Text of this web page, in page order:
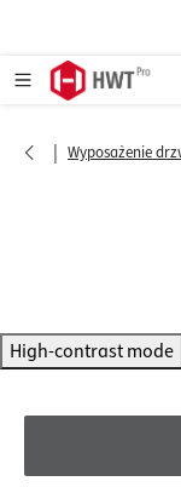
| Wyposażenie
High-contrast mode